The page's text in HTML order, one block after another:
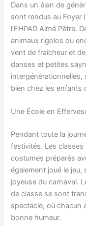
Dans un élan de
sont rendus au Foyer
l’EHPAD Aimé Pêtre.
animaux rigolos ou
vent de fraîcheur et
danses et petites
bien chez les enfants
Une École en
Pendant toute la
festivités. Les
costumes préparés
également joué le jeu,
joyeuse du carnaval.
de classe se sont
spectacle, où chacun
bonne humeur.